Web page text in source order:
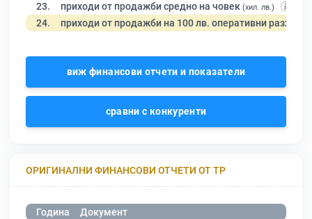
23. приходи от продажби средно на човек (хил. лв.)
24. приходи от продажби на 100 лв. оперативни разходи
виж финансови отчети и показатели
сравни с конкуренти
ОРИГИНАЛНИ ФИНАНСОВИ ОТЧЕТИ ОТ ТР
Година
Документ